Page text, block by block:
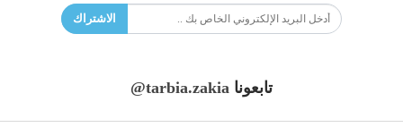
الاشتراك
تابعونا @tarbia.zakia